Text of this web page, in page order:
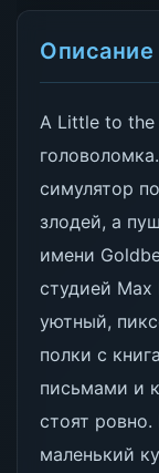
Описание
A Little to
симулятор
злодей, а
имени
студией Max
уютный,
полки с
письмами и
стоят
маленький